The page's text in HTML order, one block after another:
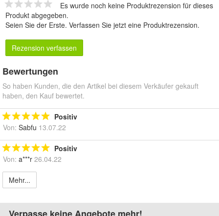
Es wurde noch keine Produktrezension für dieses
Produkt abgegeben.
Seien Sie der Erste. Verfassen Sie jetzt eine Produktrezension.
Rezension verfassen
Bewertungen
So haben Kunden, die den Artikel bei diesem Verkäufer gekauft
haben, den Kauf bewertet.
Positiv
Von: Sabfu 13.07.22
Positiv
Von: a***r 26.04.22
Mehr...